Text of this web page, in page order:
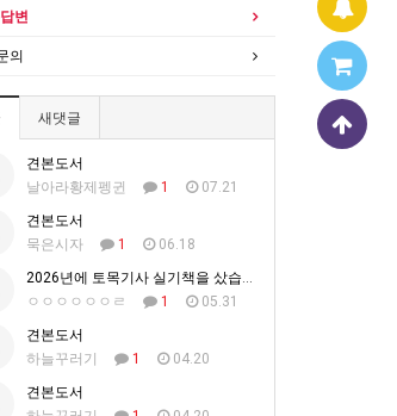
변
의
새댓글
견본도서
날아라황제펭귄
1
07.21
견본도서
묵은시자
1
06.18
2026년에 토목기사 실기책을 샀습니다.
ㅇㅇㅇㅇㅇㅇㄹ
1
05.31
견본도서
하늘꾸러기
1
04.20
견본도서